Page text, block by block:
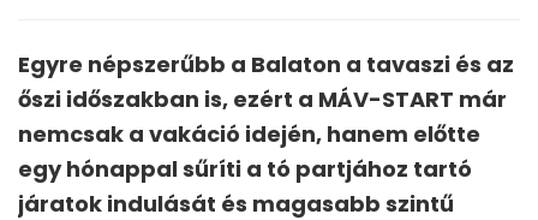
Egyre népszerűbb a Balaton a tavaszi és az
őszi időszakban is, ezért a MÁV-START már
nemcsak a vakáció idején, hanem előtte
egy hónappal sűríti a tó partjához tartó
járatok indulását és magasabb szintű